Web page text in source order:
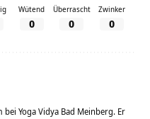
Wütend
0
Überrascht
0
Zwinker
0
Yoga Vidya Bad Meinberg. Er